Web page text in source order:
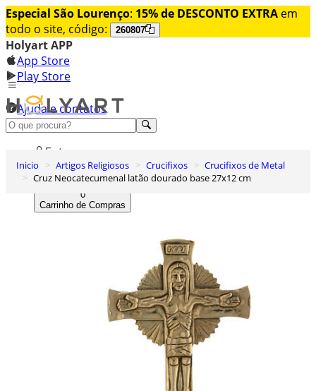
Especial São Lourenço: 15% de DESCONTO EXTRA em
todo o site, código:
260807
Holyart APP
App Store
Play Store
Ajuda e contatos
Conheça premium
Entrar
Lista de Desejos
0
Carrinho de Compras
Inicio Artigos Religiosos Crucifixos
Crucifixos de Metal
Cruz Neocatecumenal latão dourado base 27x12 cm